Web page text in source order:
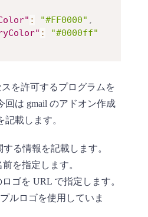
: "#FF0000" ,
:
"#0000ff"
スを許可するプログラムを
回は gmail のアドオン作成
載します。
る情報を記載します。
を指定します。
ゴを URL で指定します。
ルロゴを使用していま